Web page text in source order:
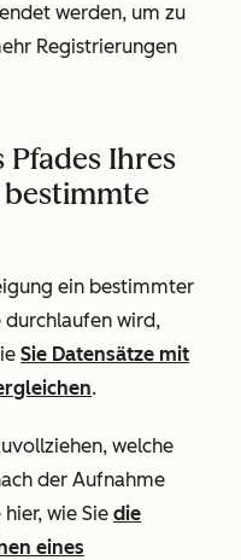
werden, um zu
Registrierungen
Pfades Ihres
ein bestimmter
durchlaufen wird,
Sie Datensätze mit
.
welche
der Aufnahme
wie Sie die
eines